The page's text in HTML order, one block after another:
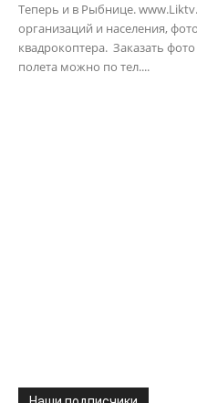
Теперь и в Рыбнице.
организаций и населения,
квадрокоптера. Заказать
полета можно по тел....